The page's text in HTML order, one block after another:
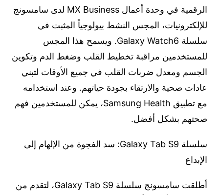
الرقمية في وحدة أعمال MX Business لدى سامسونج
للإلكترونيات، المجس النشط بيولوجياً المثبت في
سلسلة Galaxy Watch6. ويسمح هذا المجس
للمستخدمين مراقبة تخطيط القلب وضغط الدم وتكوين
الجسم ومعدل ضربات القلب في جميع الأوقات لتبني
عادات صحية والارتقاء بجودة حياتهم. وعند استخدامه
مع تطبيق Samsung Health، يمكن للمستخدمين فهم
صحتهم بشكل أفضل.
سلسلة Galaxy Tab S9: سد الفجوة من الإلهام إلى
الإبداع
أطلقت سامسونج سلسلة Galaxy Tab S9، لتقدم من